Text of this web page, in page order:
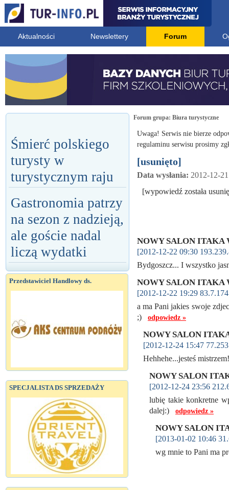
Aktualności Newslettery Forum
Śmierć polskiego
turysty w
turystycznym raju
Gastronomia patrzy
na sezon z nadzieją,
ale goście nadal
liczą wydatki
Przedstawiciel Handlowy ds.
SPECJALISTA DS SPRZEDAŻY
Forum grupa: Biura turystyczne
Uwaga! Serwis nie bierze
regulaminu serwisu prosimy
[usunięto]
Data wysłania: 2012-12-
[wypowiedź została
NOWY SALON ITAKA
[2012-12-22 09:30
Bydgoszcz... I wszystko
NOWY SALON ITAKA
[2012-12-22 19:29
a ma Pani jakies swoje
;) odpowiedz »
NOWY SALON
[2012-12-24 15:47
Hehhehe...jesteś
NOWY SALON
[2012-12-24 23:56
lubię takie konkretne
dalej:) odpowiedz »
NOWY SALON
[2013-01-02 10:46
wg mnie to Pani ma